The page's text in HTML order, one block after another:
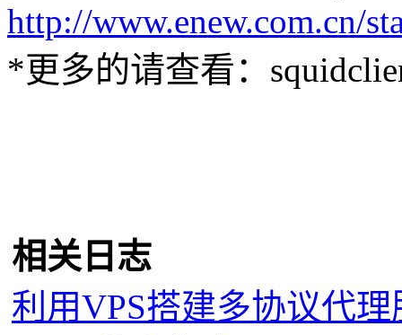
http://www.enew.com.cn/
*更多的请查看：
相关日志
利用VPS搭建多协议代